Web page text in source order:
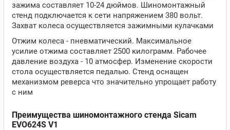
зажима составляет 10-24 дюймов. Шиномонтажный
стенд подключается к сети напряжением 380 вольт.
Захват колеса осуществляется зажимными кулачками
Отжим колеса - пневматический. Максимальное
усилие отжима составляет 2500 килограмм. Рабочее
давление воздуха - 10 атмосфер. Изменение скорости
стола осуществляется педалью. Стенд оснащен
механизмом реверса что значительно упрощает работу
с ним
Преимущества шиномонтажного стенда Sicam
EVO624S V1